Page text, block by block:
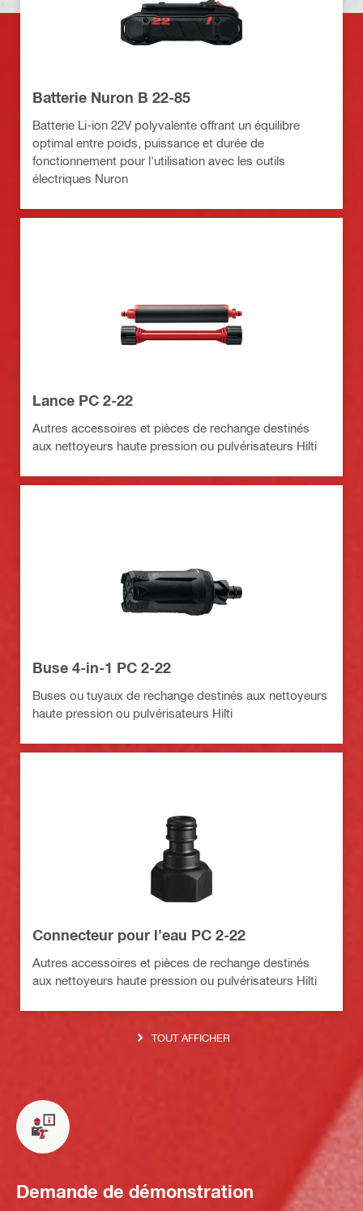
Batterie Nuron B 22-85
Batterie Li-ion 22V polyvalente offrant un équilibre
optimal entre poids, puissance et durée de
fonctionnement pour l'utilisation avec les outils
électriques Nuron
Lance PC 2-22
Autres accessoires et pièces de rechange destinés
aux nettoyeurs haute pression ou pulvérisateurs Hilti
Buse 4-in-1 PC 2-22
Buses ou tuyaux de rechange destinés aux nettoyeurs
haute pression ou pulvérisateurs Hilti
Connecteur pour l'eau PC 2-22
Autres accessoires et pièces de rechange destinés
aux nettoyeurs haute pression ou pulvérisateurs Hilti
TOUT AFFICHER
Demande de démonstration